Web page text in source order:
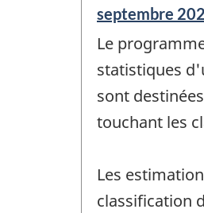
Période
référence
de
changement
-
septembre
Le
statistiques
sont
touchant les
Les
classification